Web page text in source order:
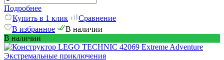
Подробнее
Купить в 1 клик
Сравнение
В избранное
В наличии
В наличии